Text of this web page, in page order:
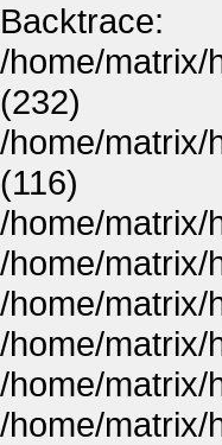
Backtrace:
/home/matrix/
(232)
/home/matrix/
(116)
/home/matrix/
/home/matrix/
/home/matrix/
/home/matrix/
/home/matrix/
/home/matrix/